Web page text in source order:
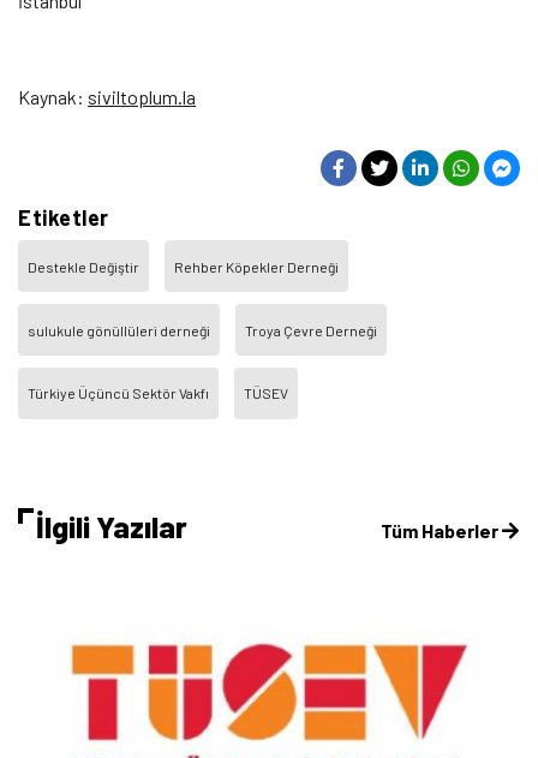
Kaynak: siviltoplum.la
Etiketler
Destekle Değiştir Rehber Köpekler Derneği
sulukule gönüllüleri derneği Troya Çevre Derneği
Türkiye Üçüncü Sektör Vakfı TÜSEV
İlgili Yazılar Tüm Haberler